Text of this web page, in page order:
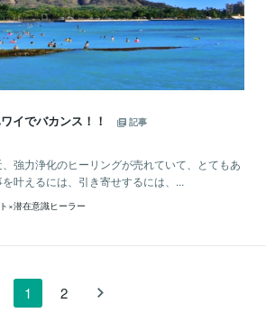
イでバカンス！！
記事
強力浄化のヒーリングが売れていて、とてもあ
叶えるには、引き寄せするには、...
×潜在意識ヒーラー
1 2